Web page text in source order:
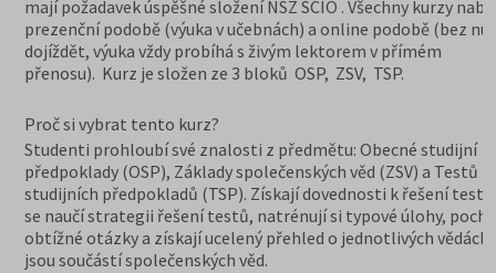
mají požadavek úspěšné složení NSZ SCIO . Všechny kurzy
prezenční podobě (výuka v učebnách) a online podobě (bez
dojíždět, výuka vždy probíhá s živým lektorem v přímém
přenosu). Kurz je složen ze 3 bloků OSP, ZSV, TSP.
Proč si vybrat tento kurz?
Studenti prohloubí své znalosti z předmětu: Obecné studijní
předpoklady (OSP), Základy společenských věd (ZSV) a Testů
studijních předpokladů (TSP). Získají dovednosti k řešení
se naučí strategii řešení testů, natrénují si typové úlohy,
obtížné otázky a získají ucelený přehled o jednotlivých
jsou součástí společenských věd.